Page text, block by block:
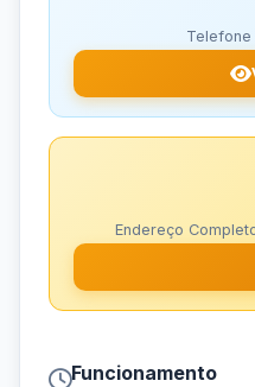
Telefone
Endereço
Funcionamento